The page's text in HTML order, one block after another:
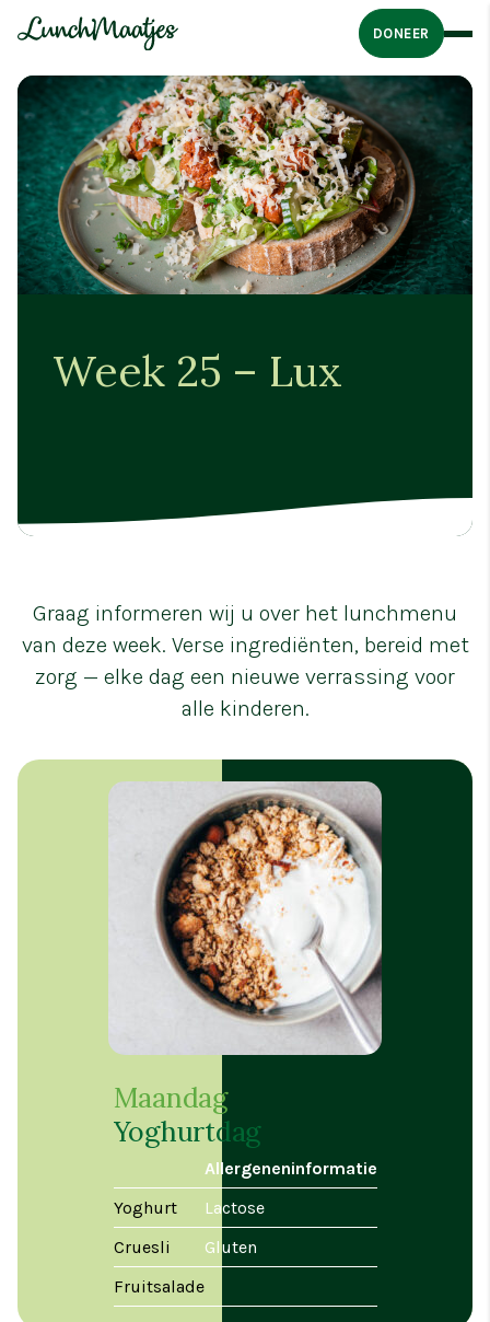
DONEER
Week 25 – Lux
Graag informeren wij u over het lunchmenu
van deze week. Verse ingrediënten, bereid met
zorg — elke dag een nieuwe verrassing voor
alle kinderen.
Maandag
Yoghurtdag
Allergeneninformatie
Yoghurt
Lactose
Cruesli
Gluten
Fruitsalade